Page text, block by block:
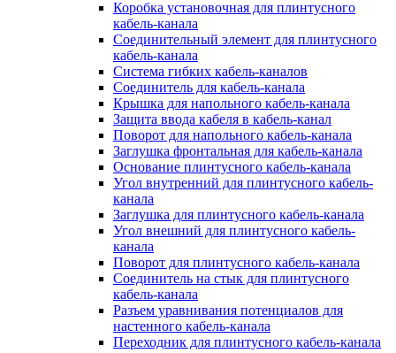
Коробка установочная для плинтусного
кабель-канала
Соединительный элемент для плинтусного
кабель-канала
Система гибких кабель-каналов
Соединитель для кабель-канала
Крышка для напольного кабель-канала
Защита ввода кабеля в кабель-канал
Поворот для напольного кабель-канала
Заглушка фронтальная для кабель-канала
Основание плинтусного кабель-канала
Угол внутренний для плинтусного кабель-
канала
Заглушка для плинтусного кабель-канала
Угол внешний для плинтусного кабель-
канала
Поворот для плинтусного кабель-канала
Соединитель на стык для плинтусного
кабель-канала
Разъем уравнивания потенциалов для
настенного кабель-канала
Переходник для плинтусного кабель-канала